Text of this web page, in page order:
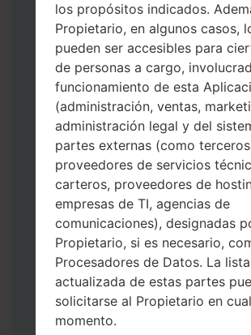
Descargue a su PC: la última
Odin 3.
A continuación, extraiga el
firmware.
Debe obtener 1 (si es archivo 1,
o 5 (si es archivo 5, selecciónelo
AP: "Sistema y Recuperación"
CP: "Módem y Radio"
CSC _ ***: "País y región y
HOME_CSC _ ***: "País
operador"
Agregue todos los archivos a
Si desea hacer clean flash, use
use HOME_CSC _ *** para
datos y aplicaciones.
Ahora apague su teléfono y
de Descarga. Cómo
los propósitos indicados.
Propietario, en algunos casos,
pueden ser accesibles para
de personas a cargo,
funcionamiento de esta
(administración, ventas,
administración legal y del
partes externas (como terceros
proveedores de servicios
carteros, proveedores de
empresas de TI, agencias de
comunicaciones), designadas
Propietario, si es necesario,
Procesadores de Datos. La lista
actualizada de estas partes
solicitarse al Propietario en
momento.